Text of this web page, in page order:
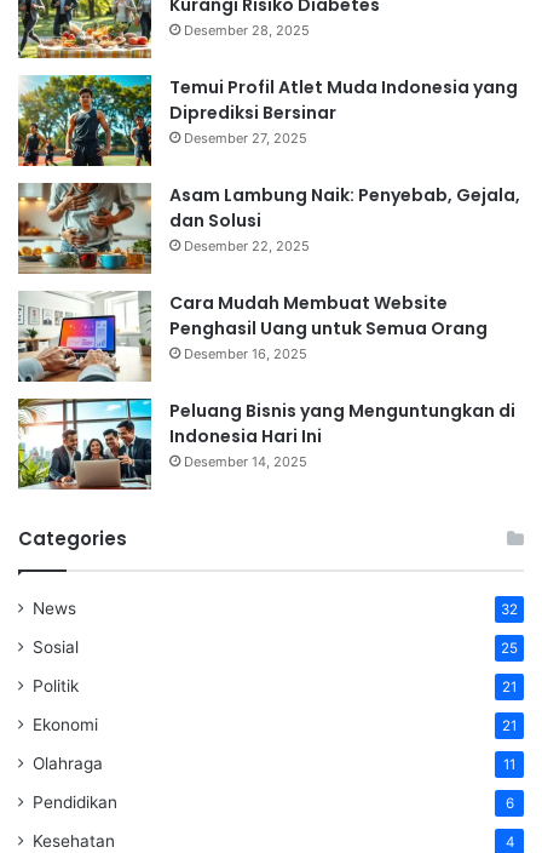
Desember 28, 2025
Temui Profil Atlet Muda Indonesia yang
Diprediksi Bersinar
Desember 27, 2025
Asam Lambung Naik: Penyebab, Gejala,
dan Solusi
Desember 22, 2025
Cara Mudah Membuat Website
Penghasil Uang untuk Semua Orang
Desember 16, 2025
Peluang Bisnis yang Menguntungkan di
Indonesia Hari Ini
Desember 14, 2025
Categories
News 32
Sosial 25
Politik 21
Ekonomi 21
Olahraga 11
Pendidikan 6
Kesehatan 4